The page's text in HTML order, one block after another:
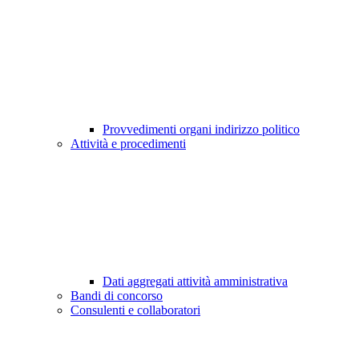
Provvedimenti organi indirizzo politico
Attività e procedimenti
Dati aggregati attività amministrativa
Bandi di concorso
Consulenti e collaboratori